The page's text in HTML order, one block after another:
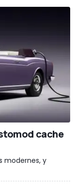
cache
modernes, y